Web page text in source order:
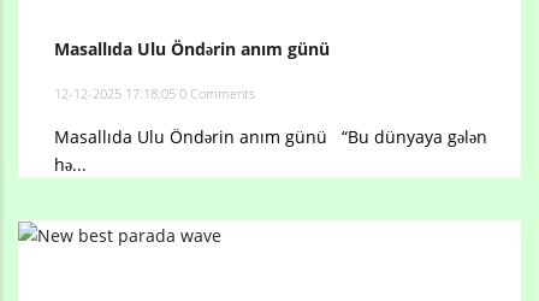
Masallıda Ulu Öndərin anım günü
12-12-2025 17:18:05 0 Comments
Masallıda Ulu Öndərin anım günü “Bu dünyaya gələn
hə...